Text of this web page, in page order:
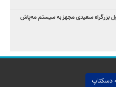
بزرگراه سعیدی مجهز به سیستم مه‌پاش
دسکتاپ